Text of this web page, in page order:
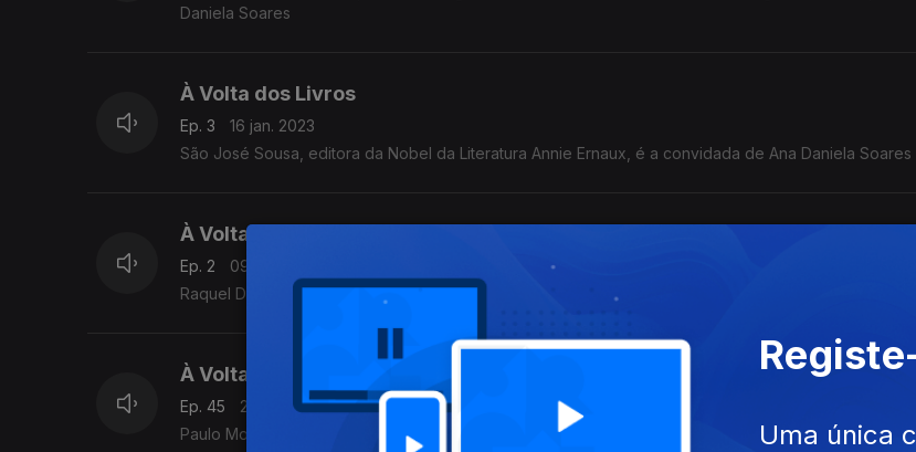
Daniela Soares
À Volta dos Livros
Ep. 3
16 jan. 2023
São José Sousa, editora da Nobel da Literatura Annie Ernaux, é a convidada de Ana Daniela Soares
À Volta dos Livros
Ep. 2
09 jan. 2023
Raquel Duarte, uma das autoras do ebook Covid-19 em Portugal, a estratégia, é a convidada de Ana
À Volta dos Livros
Ep. 45
26 dez. 2022
Paulo Moura autor do livro “Viagem ao coração de uma guerra futura” é o convidado de Ana
Uma única